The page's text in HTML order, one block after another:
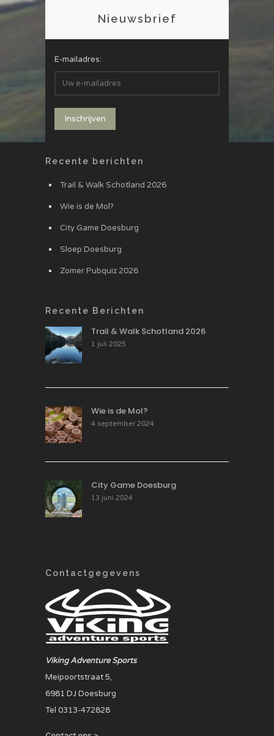
Nieuwsbrief
E-mailadres:
Recente berichten
Trail & Walk Schotland 2026
Wie is de Mol?
City Game Doesburg
Sloep Doesburg
Zomer Pubquiz 2026
Recente Berichten
Trail & Walk Schotland 2026
1 juli 2025
Wie is de Mol?
4 september 2024
City Game Doesburg
13 juni 2024
Contactgegevens
Viking Adventure Sports
Meipoortstraat 5,
6981 DJ Doesburg
Tel 0313-472828